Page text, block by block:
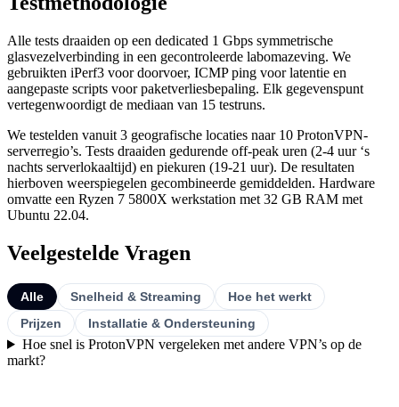
Alle tests draaiden op een dedicated 1 Gbps symmetrische
glasvezelverbinding in een gecontroleerde labomazeving. We
gebruikten iPerf3 voor doorvoer, ICMP ping voor latentie en
aangepaste scripts voor paketverliesbepaling. Elk gegevenspunt
vertegenwoordigt de mediaan van 15 testruns.
We testelden vanuit 3 geografische locaties naar 10 ProtonVPN-
serverregio’s. Tests draaiden gedurende off-peak uren (2-4 uur ‘s
nachts serverlokaaltijd) en piekuren (19-21 uur). De resultaten
hierboven weerspiegelen gecombineerde gemiddelden. Hardware
omvatte een Ryzen 7 5800X werkstation met 32 GB RAM met
Ubuntu 22.04.
Veelgestelde Vragen
Alle Snelheid & Streaming
Hoe het werkt
Prijzen
Installatie & Ondersteuning
Hoe snel is ProtonVPN vergeleken met andere VPN’s op de
markt?